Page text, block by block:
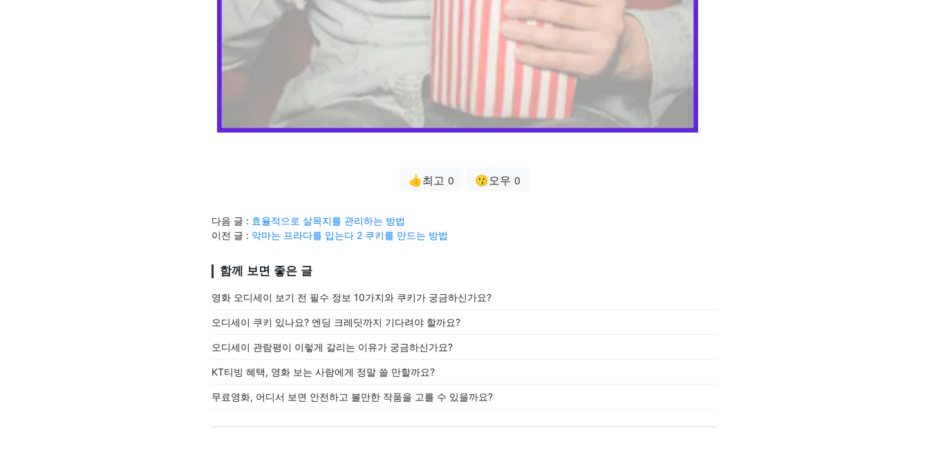
👍최고 0 😗오우 0
다음 글 : 효율적으로 살목지를 관리하는 방법
이전 글 : 악마는 프라다를 입는다 2 쿠키를 만드는 방법
함께 보면 좋은 글
영화 오디세이 보기 전 필수 정보 10가지와 쿠키가 궁금하신가요?
오디세이 쿠키 있나요? 엔딩 크레딧까지 기다려야 할까요?
오디세이 관람평이 이렇게 갈리는 이유가 궁금하신가요?
KT티빙 혜택, 영화 보는 사람에게 정말 쓸 만할까요?
무료영화, 어디서 보면 안전하고 볼만한 작품을 고를 수 있을까요?